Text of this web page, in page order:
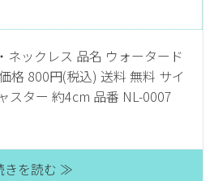
ネックレス 品名 ウォータード
格 800円(税込) 送料 無料 サイ
スター 約4cm 品番 NL-0007
きを読む ≫